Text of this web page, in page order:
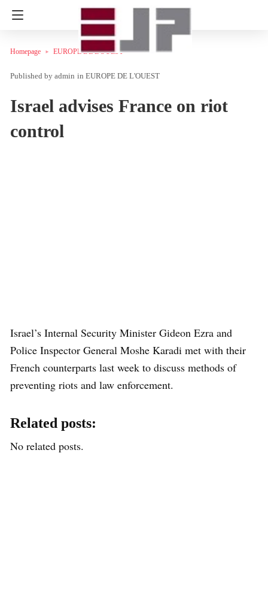
Homepage EUROPE DE L'OUEST
admin in EUROPE DE L'OUEST
Israel advises France on riot
control
Israel’s Internal Security Minister Gideon Ezra and
Police Inspector General Moshe Karadi met with their
French counterparts last week to discuss methods of
preventing riots and law enforcement.
Related posts:
No related posts.